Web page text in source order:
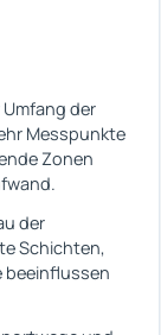
der
Messpunkte
Zonen
der
Schichten,
beeinflussen